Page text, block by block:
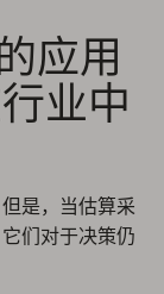
应用
业中
是，当估算采
们对于决策仍